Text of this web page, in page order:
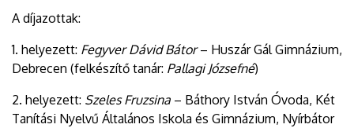
A díjazottak:
1. helyezett: Fegyver Dávid Bátor– Huszár Gál Gimnázium,
Debrecen (felkészítő tanár: Pallagi Józsefné)
2. helyezett: Szeles Fruzsina – Báthory István Óvoda, Két
Tanítási Nyelvű Általános Iskola és Gimnázium, Nyírbátor